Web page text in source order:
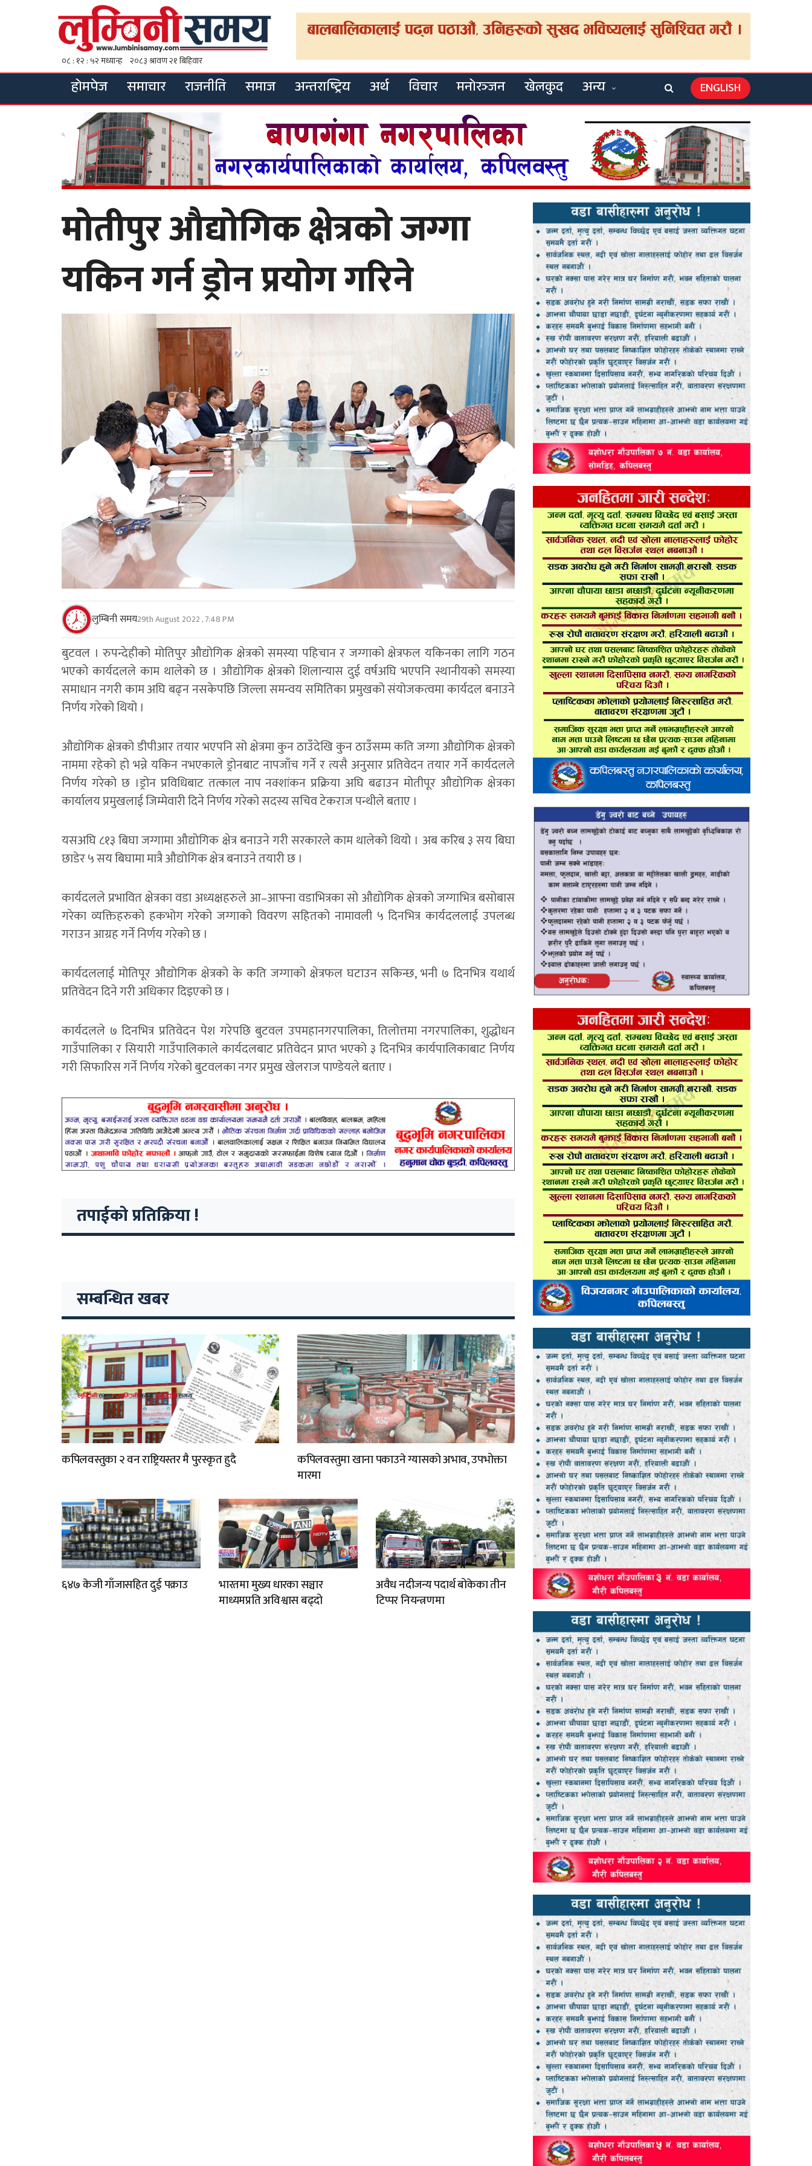
होमपेज समाचार राजनीति समाज अन्तराष्ट्रिय अर्थ विचार मनोरञ्जन खेलकुद अन्य ENGLISH
मोतीपुर औद्योगिक क्षेत्रको जग्गा
यकिन गर्न ड्रोन प्रयोग गरिने
लुम्बिनी समय29th August 2022 , 7:48 PM
बुटवल । रुपन्देहीको मोतिपुर औद्योगिक क्षेत्रको समस्या पहिचान र जग्गाको क्षेत्रफल यकिनका लागि गठन
भएको कार्यदलले काम थालेको छ । औद्योगिक क्षेत्रको शिलान्यास दुई वर्षअघि भएपनि स्थानीयको समस्या
समाधान नगरी काम अघि बढ्न नसकेपछि जिल्ला समन्वय समितिका प्रमुखको संयोजकत्वमा कार्यदल बनाउने
निर्णय गरेको थियो ।
औद्योगिक क्षेत्रको डीपीआर तयार भएपनि सो क्षेत्रमा कुन ठाउँदेखि कुन ठाउँसम्म कति जग्गा औद्योगिक क्षेत्रको
नाममा रहेको हो भन्ने यकिन नभएकाले ड्रोनबाट नापजाँच गर्ने र त्यसै अनुसार प्रतिवेदन तयार गर्ने कार्यदलले
निर्णय गरेको छ ।ड्रोन प्रविधिबाट तत्काल नाप नक्शांकन प्रक्रिया अघि बढाउन मोतीपूर औद्योगिक क्षेत्रका
कार्यालय प्रमुखलाई जिम्मेवारी दिने निर्णय गरेको सदस्य सचिव टेकराज पन्थीले बताए ।
यसअघि ८१३ बिघा जग्गामा औद्योगिक क्षेत्र बनाउने गरी सरकारले काम थालेको थियो । अब करिब ३ सय बिघा
छाडेर ५ सय बिघामा मात्रै औद्योगिक क्षेत्र बनाउने तयारी छ ।
कार्यदलले प्रभावित क्षेत्रका वडा अध्यक्षहरुले आ–आफ्ना वडाभित्रका सो औद्योगिक क्षेत्रको जग्गाभित्र बसोबास
गरेका व्यक्तिहरुको हकभोग गरेको जग्गाको विवरण सहितको नामावली ५ दिनभित्र कार्यदललाई उपलब्ध
गराउन आग्रह गर्ने निर्णय गरेको छ ।
कार्यदललाई मोतिपूर औद्योगिक क्षेत्रको के कति जग्गाको क्षेत्रफल घटाउन सकिन्छ, भनी ७ दिनभित्र यथार्थ
प्रतिवेदन दिने गरी अधिकार दिइएको छ ।
कार्यदलले ७ दिनभित्र प्रतिवेदन पेश गरेपछि बुटवल उपमहानगरपालिका, तिलोत्तमा नगरपालिका, शुद्धोधन
गाउँपालिका र सियारी गाउँपालिकाले कार्यदलबाट प्रतिवेदन प्राप्त भएको ३ दिनभित्र कार्यपालिकाबाट निर्णय
गरी सिफारिस गर्ने निर्णय गरेको बुटवलका नगर प्रमुख खेलराज पाण्डेयले बताए ।
तपाईको प्रतिक्रिया !
सम्बन्धित खबर
कपिलवस्तुका २ वन राष्ट्रियस्तर मै पुरस्कृत हुदै
कपिलवस्तुमा खाना पकाउने ग्यासको अभाव, उपभोक्ता
मारमा
६४७ केजी गाँजासहित दुई पक्राउ
भारतमा मुख्य धारका सञ्चार
माध्यमप्रति अविश्वास बढ्दो
अवैध नदीजन्य पदार्थ बोकेका तीन
टिप्पर नियन्त्रणमा